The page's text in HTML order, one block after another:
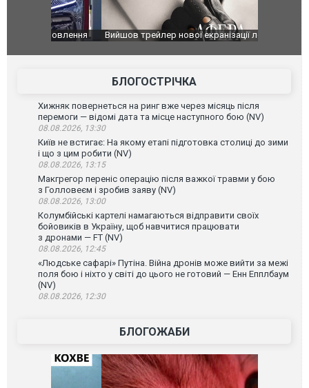
Вийшов трейлер нової екранізації легендарного
БЛОГОСТРІЧКА
Хижняк повернеться на ринг вже через місяць після
перемоги — відомі дата та місце наступного бою (NV)
08.08.2026, 13:30
Київ не встигає: На якому етапі підготовка столиці до зими
і що з цим робити (NV)
08.08.2026, 13:15
Макгрегор переніс операцію після важкої травми у бою
з Голловеєм і зробив заяву (NV)
08.08.2026, 13:00
Колумбійські картелі намагаються відправити своїх
бойовиків в Україну, щоб навчитися працювати
з дронами — FT (NV)
08.08.2026, 12:45
«Людське сафарі» Путіна. Війна дронів може вийти за межі
поля бою і ніхто у світі до цього не готовий — Енн Епплбаум
(NV)
08.08.2026, 12:30
БЛОГОЖАБИ